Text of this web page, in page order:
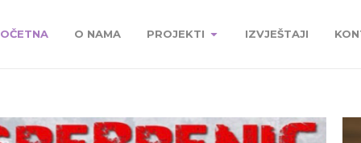
O NAMA PROJEKTI IZVJEŠTAJI